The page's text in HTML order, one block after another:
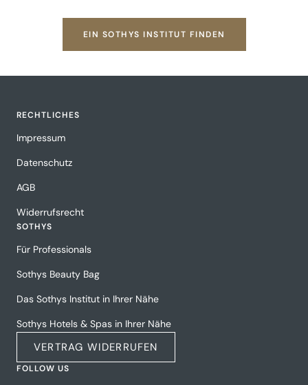
EIN SOTHYS INSTITUT FINDEN
RECHTLICHES
Impressum
Datenschutz
AGB
Widerrufsrecht
SOTHYS
Für Professionals
Sothys Beauty Bag
Das Sothys Institut in Ihrer Nähe
Sothys Hotels & Spas in Ihrer Nähe
VERTRAG WIDERRUFEN
FOLLOW US